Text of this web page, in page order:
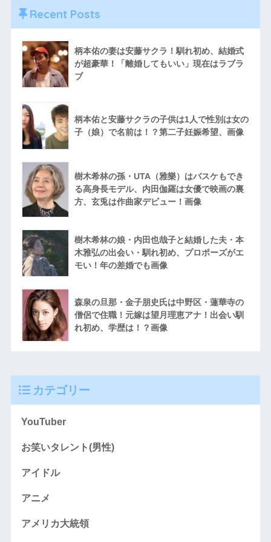
Recent Posts
柄本佑の妻は安藤サクラ！馴れ初め、結婚式
が超豪華！「離婚してもいい」現在はラブラ
ブ
柄本佑と安藤サクラの子供は1人で性別は女の
子（娘）で名前は！？第二子妊娠希望、画像
樹木希林の孫・UTA（雅樂）はバスケもでき
る高身長モデル、内田伽羅は女優で映画の裏
方、玄兎は作曲家デビュー！画像
樹木希林の娘・内田也哉子と結婚した夫・本
木雅弘の出会い・馴れ初め、プロポーズがエ
モい！年の差婚でも画像
森泉の旦那・金子朋史氏は中野区・蓮華寺の
僧侶で住職！元嫁は望月理恵アナ！出会い馴
れ初め、学歴は！？画像
カテゴリー
YouTuber
お笑いタレント(男性)
アイドル
アニメ
アメリカ大統領